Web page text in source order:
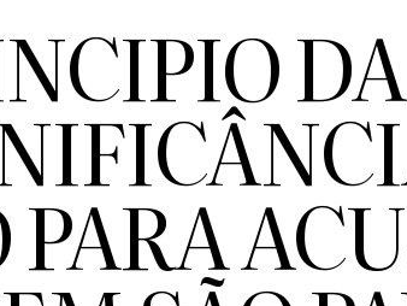
DA